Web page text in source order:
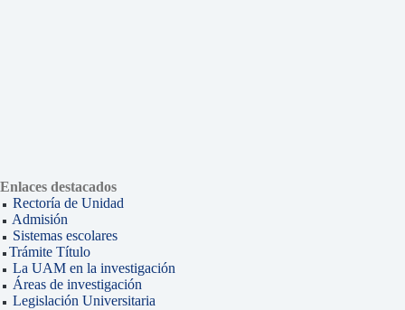
Enlaces destacados
Rectoría de Unidad
Admisión
Sistemas escolares
Trámite Título
La UAM en la investigación
Áreas de investigación
Legislación Universitaria